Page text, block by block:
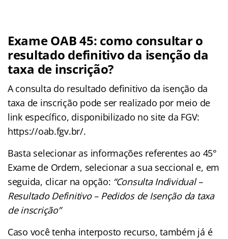
Exame OAB 45: como consultar o
resultado definitivo da isenção da
taxa de inscrição?
A consulta do resultado definitivo da isenção da
taxa de inscrição pode ser realizado por meio de
link específico, disponibilizado no site da FGV:
https://oab.fgv.br/.
Basta selecionar as informações referentes ao 45°
Exame de Ordem, selecionar a sua seccional e, em
seguida, clicar na opção: “Consulta Individual –
Resultado Definitivo – Pedidos de Isenção da taxa
de inscrição”
Caso você tenha interposto recurso, também já é